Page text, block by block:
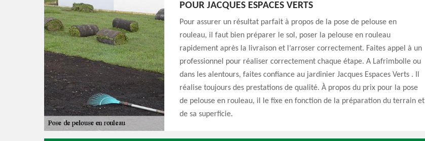
POUR JACQUES ESPACES VERTS
Pour assurer un résultat parfait à propos de la pose de pelouse en
rouleau, il faut bien préparer le sol, poser la pelouse en rouleau
rapidement après la livraison et l’arroser correctement. Faites appel à un
professionnel pour réaliser correctement chaque étape. A Lafrimbolle ou
dans les alentours, faites confiance au jardinier Jacques Espaces Verts . Il
réalise toujours des prestations de qualité. À propos du prix pour la pose
de pelouse en rouleau, il le fixe en fonction de la préparation du terrain et
de sa superficie.